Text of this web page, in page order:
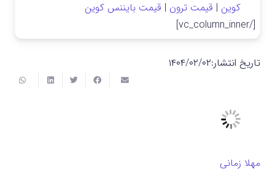
کوین | قیمت ترون | قیمت بایننس کوین
[/vc_column_inner]
تاریخ انتشار:۱۴۰۴/۰۲/۰۲
مهلا زمانی